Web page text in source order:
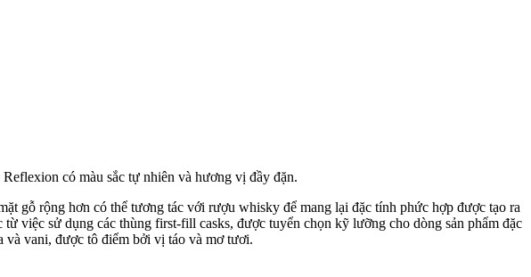
có màu sắc tự nhiên và hương vị đầy đặn.
gỗ rộng hơn có thể tương tác với rượu whisky để mang lại đặc tính phức hợp được tạo ra
việc sử dụng các thùng first-fill casks, được tuyển chọn kỹ lưỡng cho dòng sản phẩm đặc
vani, được tô điểm bởi vị táo và mơ tươi.